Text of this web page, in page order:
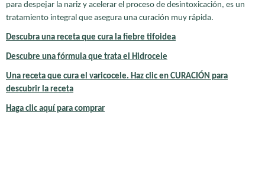
para despejar la nariz y acelerar el proceso de desintoxicación, es un
tratamiento integral que asegura una curación muy rápida.
Descubra una receta que cura la fiebre tifoidea
Descubre una fórmula que trata el Hidrocele
Una receta que cura el varicocele. Haz clic en CURACIÓN para
descubrir la receta
Haga clic aquí para comprar